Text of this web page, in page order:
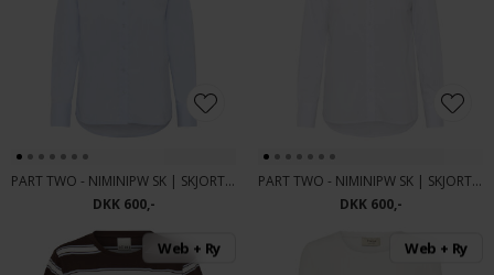
PART TWO - NIMINIPW SK | SKJORTE HEATHER
DKK 600,-
PART TWO - NIMINIPW SK | SKJORTE BRIGHT WHITE
DKK 600,-
Web + Ry Web + Ry